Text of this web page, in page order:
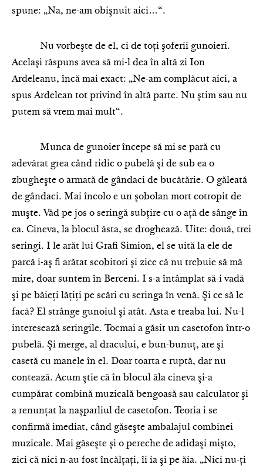
spune: „Na, ne-am obişnuit aici…“.
Nu vorbeşte de el, ci de toţi şoferii gunoieri.
Acelaşi răspuns avea să mi-l dea în altă zi Ion
Ardeleanu, încă mai exact: „Ne-am complăcut aici, a
spus Ardelean tot privind în altă parte. Nu ştim sau nu
putem să vrem mai mult“.
Munca de gunoier începe să mi se pară cu
adevărat grea când ridic o pubelă şi de sub ea o
zbugheşte o armată de gândaci de bucătărie. O găleată
de gândaci. Mai încolo e un şobolan mort cotropit de
muşte. Văd pe jos o seringă subţire cu o aţă de sânge în
ea. Cineva, la blocul ăsta, se droghează. Uite: două, trei
seringi. I le arăt lui Grafi Simion, el se uită la ele de
parcă i-aş fi arătat scobitori şi zice că nu trebuie să mă
mire, doar suntem în Berceni. I s-a întâmplat să-i vadă
şi pe băieţi lăţiţi pe scări cu seringa în venă. Şi ce să le
facă? El strânge gunoiul şi atât. Asta e treaba lui. Nu-l
interesează seringile. Tocmai a găsit un casetofon într-o
pubelă. Şi merge, al dracului, e bun-bunuţ, are şi
casetă cu manele în el. Doar toarta e ruptă, dar nu
contează. Acum ştie că în blocul ăla cineva şi-a
cumpărat combină muzicală bengoasă sau calculator şi
a renunţat la naşparliul de casetofon. Teoria i se
confirmă imediat, când găseşte ambalajul combinei
muzicale. Mai găseşte şi o pereche de adidaşi mişto,
zici că nici n-au fost încălţaţi, îi ia şi pe ăia. „Nici nu-ţi